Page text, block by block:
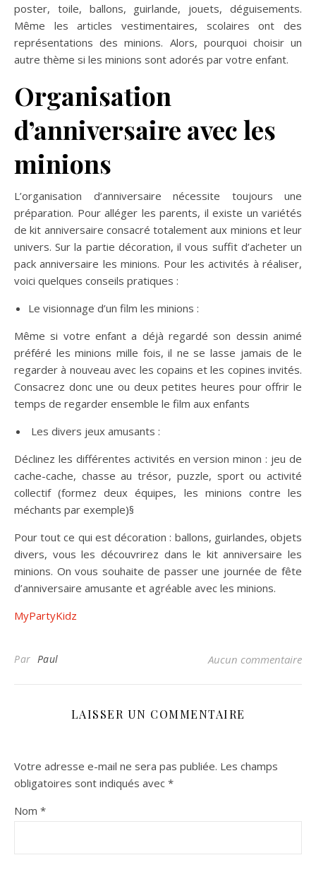
poster, toile, ballons, guirlande, jouets, déguisements.
Même les articles vestimentaires, scolaires ont des
représentations des minions. Alors, pourquoi choisir un
autre thème si les minions sont adorés par votre enfant.
Organisation
d’anniversaire avec les
minions
L’organisation d’anniversaire nécessite toujours une
préparation. Pour alléger les parents, il existe un variétés
de kit anniversaire consacré totalement aux minions et leur
univers. Sur la partie décoration, il vous suffit d’acheter un
pack anniversaire les minions. Pour les activités à réaliser,
voici quelques conseils pratiques :
Le visionnage d’un film les minions :
Même si votre enfant a déjà regardé son dessin animé
préféré les minions mille fois, il ne se lasse jamais de le
regarder à nouveau avec les copains et les copines invités.
Consacrez donc une ou deux petites heures pour offrir le
temps de regarder ensemble le film aux enfants
Les divers jeux amusants :
Déclinez les différentes activités en version minon : jeu de
cache-cache, chasse au trésor, puzzle, sport ou activité
collectif (formez deux équipes, les minions contre les
méchants par exemple)§
Pour tout ce qui est décoration : ballons, guirlandes, objets
divers, vous les découvrirez dans le kit anniversaire les
minions. On vous souhaite de passer une journée de fête
d’anniversaire amusante et agréable avec les minions.
MyPartyKidz
Par Paul Aucun commentaire
LAISSER UN COMMENTAIRE
Votre adresse e-mail ne sera pas publiée. Les champs
obligatoires sont indiqués avec *
Nom *